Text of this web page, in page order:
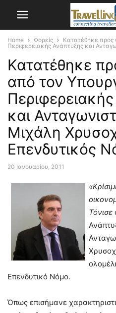
Home Φορείς
Κατατέθηκε
Περιφερειακής Ανάπτυξης και
Κατατέθηκε
από τον
και
Μιχάλη
Επενδυτικός
20 Ιανουαρίου, 2011
Τόνισε
Επενδυτικό Νόμο.
Όπως επισήμανε